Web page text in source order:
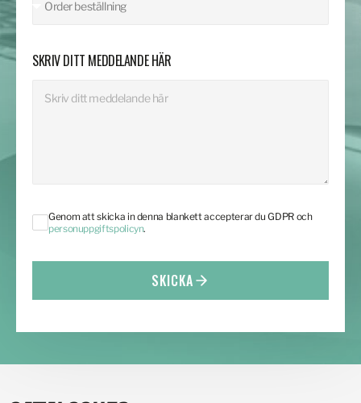
SKRIV DITT MEDDELANDE HÄR
Genom att skicka in denna blankett accepterar du GDPR och
personuppgiftspolicyn.
SKICKA